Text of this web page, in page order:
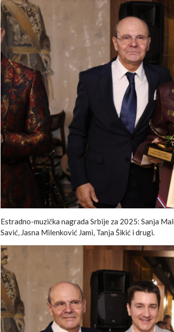
Estradno-muzička nagrada Srbije za 2025: Sanja
Savić, Jasna Milenković Jami, Tanja Šikić i drugi.